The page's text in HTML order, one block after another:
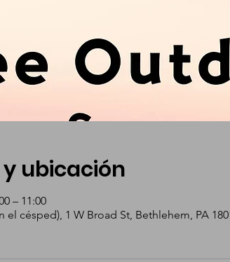
ubicación
– 11:00
el césped), 1 W Broad St, Bethlehem, PA